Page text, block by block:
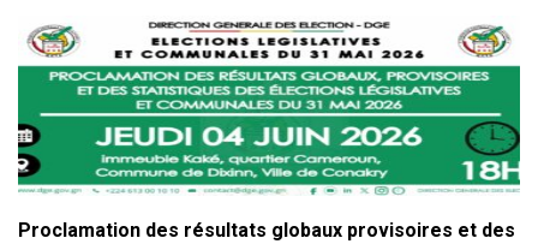
Proclamation des résultats globaux provisoires et des